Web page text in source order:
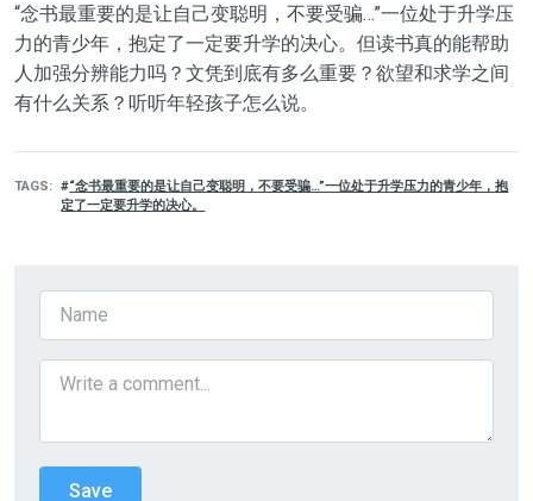
“念书最重要的是让自己变聪明，不要受骗…”一位处于升学压
力的青少年，抱定了一定要升学的决心。但读书真的能帮助
人加强分辨能力吗？文凭到底有多么重要？欲望和求学之间
有什么关系？听听年轻孩子怎么说。
TAGS
“念书最重要的是让自己变聪明，不要受骗…”一位处于升学压力的青少年，抱
定了一定要升学的决心。